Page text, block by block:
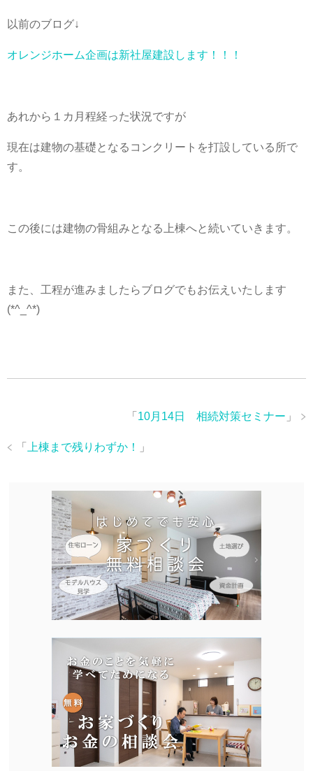
以前のブログ↓
オレンジホーム企画は新社屋建設します！！！
あれから１カ月程経った状況ですが
現在は建物の基礎となるコンクリートを打設している所で
す。
この後には建物の骨組みとなる上棟へと続いていきます。
また、工程が進みましたらブログでもお伝えいたします
(*^_^*)
「 10月14日 相続対策セミナー 」
「 上棟まで残りわずか！ 」